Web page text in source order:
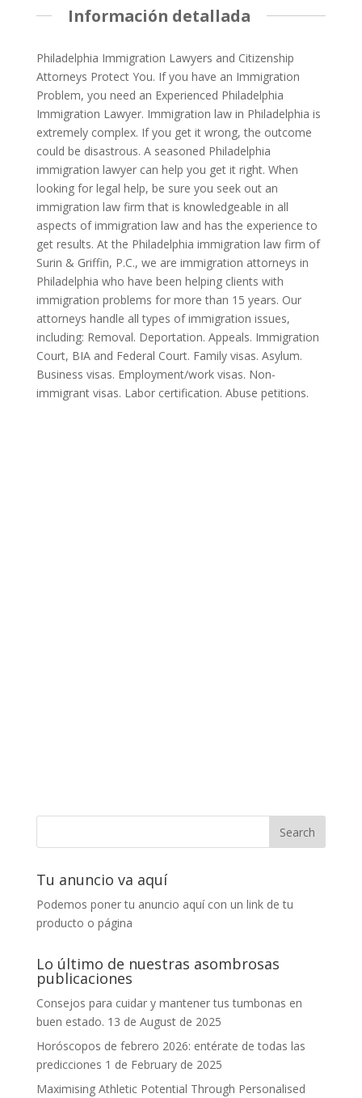
Información detallada
Philadelphia Immigration Lawyers and Citizenship
Attorneys Protect You. If you have an Immigration
Problem, you need an Experienced Philadelphia
Immigration Lawyer. Immigration law in Philadelphia is
extremely complex. If you get it wrong, the outcome
could be disastrous. A seasoned Philadelphia
immigration lawyer can help you get it right. When
looking for legal help, be sure you seek out an
immigration law firm that is knowledgeable in all
aspects of immigration law and has the experience to
get results. At the Philadelphia immigration law firm of
Surin & Griffin, P.C., we are immigration attorneys in
Philadelphia who have been helping clients with
immigration problems for more than 15 years. Our
attorneys handle all types of immigration issues,
including: Removal. Deportation. Appeals. Immigration
Court, BIA and Federal Court. Family visas. Asylum.
Business visas. Employment/work visas. Non-
immigrant visas. Labor certification. Abuse petitions.
Tu anuncio va aquí
Podemos poner tu anuncio aquí con un link de tu
producto o página
Lo último de nuestras asombrosas
publicaciones
Consejos para cuidar y mantener tus tumbonas en
buen estado. 13 de August de 2025
Horóscopos de febrero 2026: entérate de todas las
predicciones 1 de February de 2025
Maximising Athletic Potential Through Personalised